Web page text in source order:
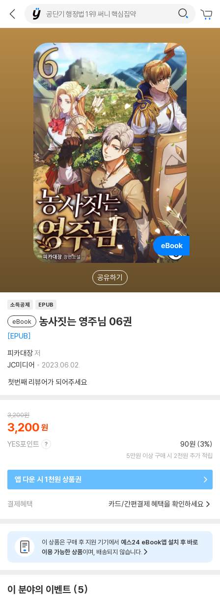
공유하기
소득공제 EPUB
eBook 농사짓는 영주님 06권
EPUB
피카대장저
JC미디어
2023.06.02.
첫번째 리뷰어가 되어주세요
3,200원
3,200
YES포인트 90원 (3%)
5만원 이상 구매 시 2천원 추가 적립
앱 다운 시 1천원 상품권
결제혜택 카드/간편결제 혜택을 확인하세요
이 상품은 구매 후 지원 기기에서 예스24 eBook앱 설치 후 바로
이용 가능한 상품이며, 배송되지 않습니다.
이 분야의 이벤트 5